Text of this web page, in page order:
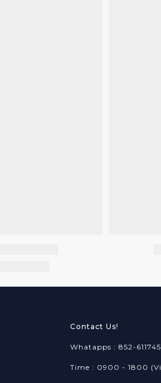
Contact Us!
Whatapps : 852-
Time : 0900 - 1800